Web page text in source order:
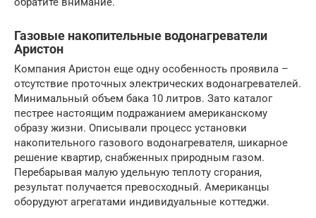
Газовые накопительные водонагреватели
Аристон
Компания Аристон еще одну особенность проявила –
отсутствие проточных электрических водонагревателей.
Минимальный объем бака 10 литров. Зато каталог
пестрее настоящим подражанием американскому
образу жизни. Описывали процесс установки
накопительного газового водонагревателя, шикарное
решение квартир, снабженных природным газом.
Перебарывая малую удельную теплоту сгорания,
результат получается превосходный. Американцы
оборудуют агрегатами индивидуальные коттеджи.